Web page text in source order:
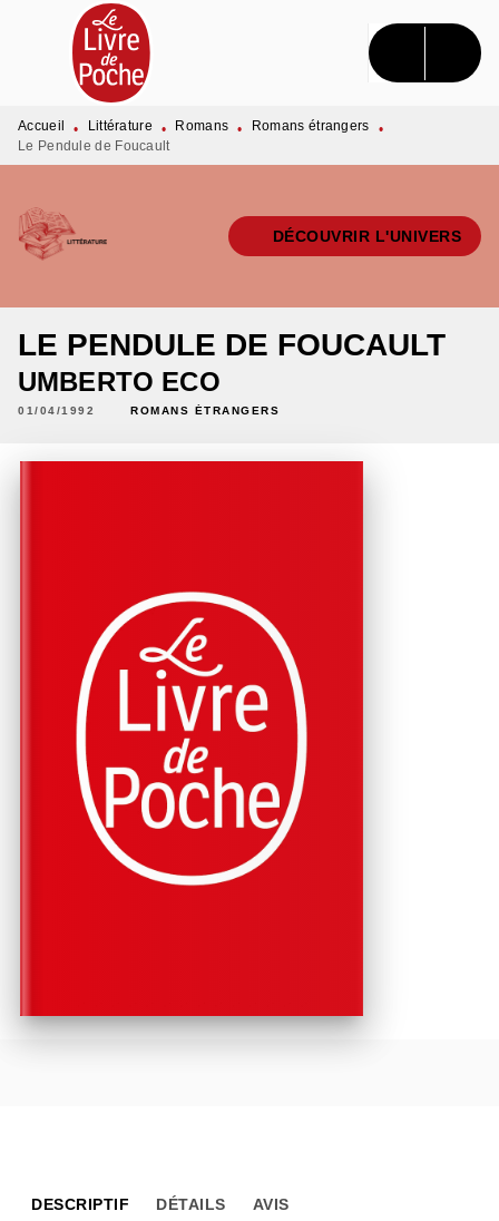
MENU RECHERCHE CONTENU
PIED DE PAGE
Accueil • Littérature • Romans • Romans étrangers
•
Le Pendule de Foucault
DÉCOUVRIR L'UNIVERS
LE PENDULE DE FOUCAULT
UMBERTO ECO
01/04/1992 ROMANS ÉTRANGERS
DESCRIPTIF DÉTAILS AVIS